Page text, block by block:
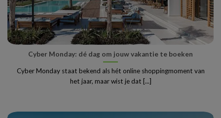
Cyber Monday: dé dag om jouw vakantie te boeken
Cyber Monday staat bekend als hét online shoppingmoment van
het jaar, maar wist je dat [...]